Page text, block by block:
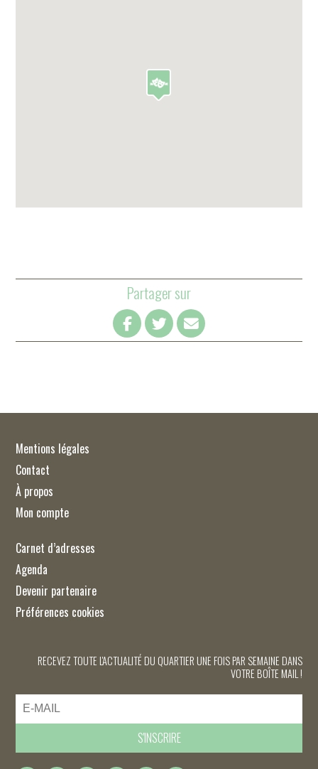
Partager sur
Mentions légales
Contact
À propos
Mon compte
Carnet d’adresses
Agenda
Devenir partenaire
Préférences cookies
RECEVEZ TOUTE L'ACTUALITÉ DU QUARTIER UNE FOIS PAR SEMAINE DANS
VOTRE BOÎTE MAIL !